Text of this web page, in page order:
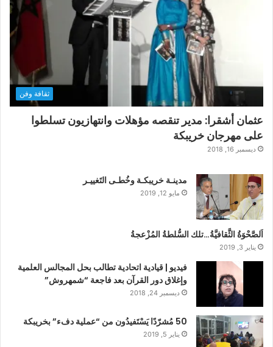
ثقافة وفن
عثمان أشقرا: مدير تنقصه مؤهلات وانتهازيون تسلطوا
على مهرجان خريبكة
ديسمبر 16, 2018
مدينـة خريبكـة وخُطـى التَغييـر
مايو 12, 2019
اَلصَّحْوَةُ الثَّقافيَّةُ…تلك السُّلطةُ المُزْعجةُ
يناير 3, 2019
فيديو | قيادية اتحادية تطالب بحل المجالس العلمية
وإغلاق دور القرآن بعد فاجعة “شمهروش”
ديسمبر 24, 2018
50 مُشرّدًا يَسْتَفيدُون من “عملية دفء” بخريبكة
يناير 5, 2019